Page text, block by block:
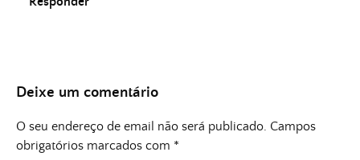
Deixe um comentário
O seu endereço de email não será publicado. Campos
obrigatórios marcados com *